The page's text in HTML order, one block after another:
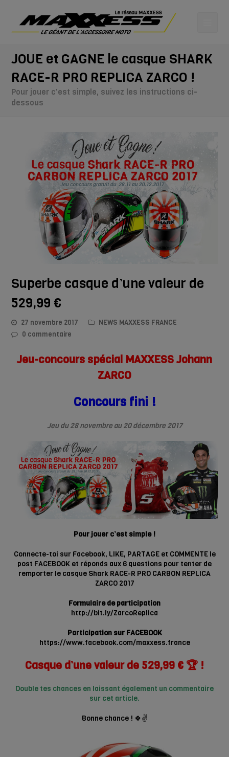
JOUE et GAGNE le casque SHARK
RACE-R PRO REPLICA ZARCO !
Pour jouer c'est simple, suivez les instructions ci-
dessous
Superbe casque d’une valeur de
529,99 €
27 novembre 2017
NEWS MAXXESS FRANCE
0 commentaire
Jeu-concours spécial MAXXESS Johann
ZARCO
Concours fini !
Jeu du 28 novembre au 20 décembre 2017
Pour jouer c’est simple !
Connecte-toi sur Facebook, LIKE, PARTAGE et COMMENTE le
post FACEBOOK et réponds aux 6 questions pour tenter de
remporter le casque Shark RACE-R PRO CARBON REPLICA
ZARCO 2017
Formulaire de participation
http://bit.ly/ZarcoReplica
Participation sur FACEBOOK
https://www.facebook.com/maxxess.france
Casque d’une valeur de 529,99 € 🏆 !
Double tes chances en laissant également un commentaire
sur cet article.
Bonne chance ! 🍀✌️